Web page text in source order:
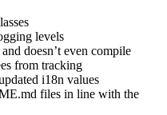
levels
doesn’t even compile
from tracking
i18n values
files in line with the